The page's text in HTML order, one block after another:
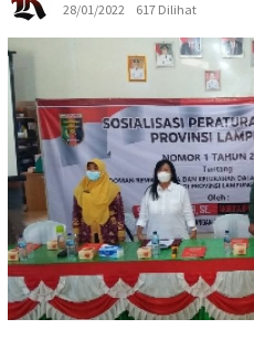
28/01/2022
617 Dilihat